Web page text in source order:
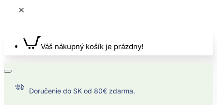
Váš nákupný košík je prázdny!
Doručenie do SK od 80€ zdarma.